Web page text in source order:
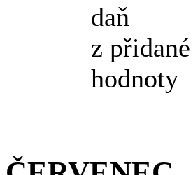
daň
z přidané
hodnoty